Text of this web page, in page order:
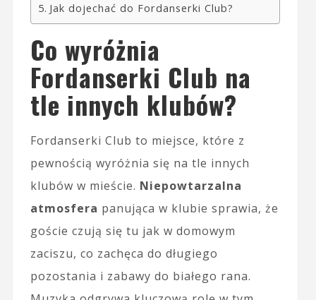
Jak dojechać do Fordanserki Club?
Co wyróżnia
Fordanserki Club na
tle innych klubów?
Fordanserki Club to miejsce, które z
pewnością wyróżnia się na tle innych
klubów w mieście. Niepowtarzalna
atmosfera panująca w klubie sprawia, że
goście czują się tu jak w domowym
zaciszu, co zachęca do długiego
pozostania i zabawy do białego rana.